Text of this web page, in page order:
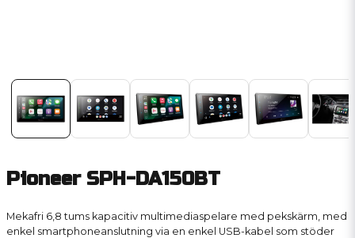
Pioneer SPH-DA150BT
Mekafri 6,8 tums kapacitiv multimediaspelare med pekskärm, med
enkel smartphoneanslutning via en enkel USB-kabel som stöder